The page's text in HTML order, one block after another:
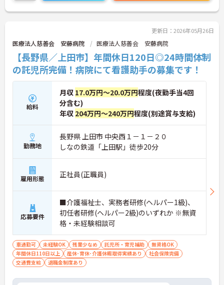
更新日：2026年05月26日
医療法人慈善会 安藤病院 医療法人慈善会 安藤病院
【長野県／上田市】年間休日120日◎24時間体制
の託児所完備！病院にて看護助手の募集です！
給料
月収 17.0万円～20.0万円程度(夜勤手当4回
分含む)
年収 204万円～240万円程度(別途賞与支給)
勤務地
長野県 上田市 中央西１－１－２０
しなの鉄道「上田駅」徒歩20分
雇用形態 正社員(正職員)
応募要件
■介護福祉士、実務者研修(ヘルパー1級)、
初任者研修(ヘルパー2級)のいずれか ※無資
格・未経験相談可
車通勤可 未経験OK 残業少なめ 託児所・育児補助
無資格OK
年間休日110日以上
産休･育休･介護休暇取得実績あり
社会保険完備
交通費支給
退職金制度あり